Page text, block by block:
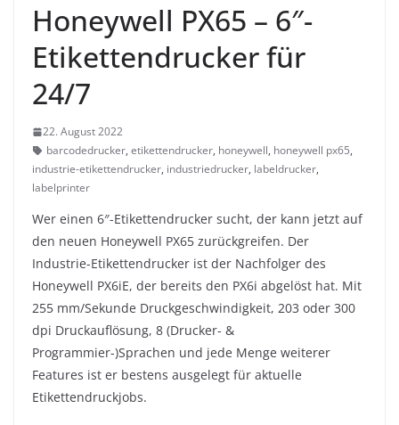
Honeywell PX65 – 6″-
Etikettendrucker für
24/7
22. August 2022
barcodedrucker, etikettendrucker, honeywell, honeywell px65,
industrie-etikettendrucker, industriedrucker, labeldrucker,
labelprinter
Wer einen 6″-Etikettendrucker sucht, der kann jetzt auf
den neuen Honeywell PX65 zurückgreifen. Der
Industrie-Etikettendrucker ist der Nachfolger des
Honeywell PX6iE, der bereits den PX6i abgelöst hat. Mit
255 mm/Sekunde Druckgeschwindigkeit, 203 oder 300
dpi Druckauflösung, 8 (Drucker- &
Programmier-)Sprachen und jede Menge weiterer
Features ist er bestens ausgelegt für aktuelle
Etikettendruckjobs.